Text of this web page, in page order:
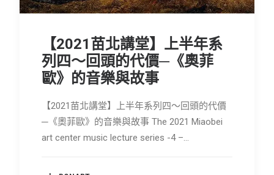
【2021苗北講堂】上半年系
列四～回頭的代價─《奧菲
歐》的音樂與故事
【2021苗北講堂】上半年系列四～回頭的代價
─《奧菲歐》的音樂與故事 The 2021 Miaobei
art center music lecture series -4 –…